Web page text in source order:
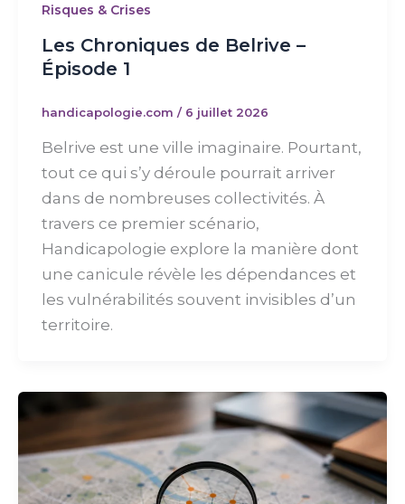
Risques & Crises
Les Chroniques de Belrive –
Épisode 1
handicapologie.com / 6 juillet 2026
Belrive est une ville imaginaire. Pourtant,
tout ce qui s’y déroule pourrait arriver
dans de nombreuses collectivités. À
travers ce premier scénario,
Handicapologie explore la manière dont
une canicule révèle les dépendances et
les vulnérabilités souvent invisibles d’un
territoire.